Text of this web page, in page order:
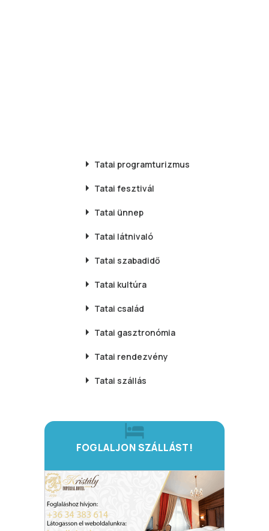
Tatai programturizmus
Tatai fesztivál
Tatai ünnep
Tatai látnivaló
Tatai szabadidő
Tatai kultúra
Tatai család
Tatai gasztronómia
Tatai rendezvény
Tatai szállás
FOGLALJON SZÁLLÁST!